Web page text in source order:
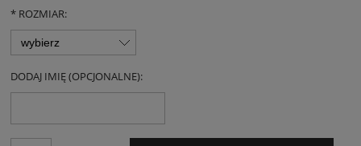
* ROZMIAR:
DODAJ IMIĘ (OPCJONALNE):